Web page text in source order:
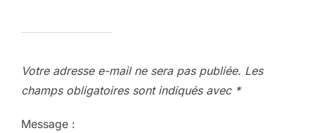
Votre adresse e-mail ne sera pas publiée. Les
champs obligatoires sont indiqués avec *
Message :